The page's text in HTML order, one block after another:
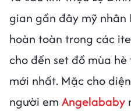
gian gần đây mỹ
hoàn toàn trong các
cho đến set đồ mùa
mới nhất. Mặc cho
người em Angelababy